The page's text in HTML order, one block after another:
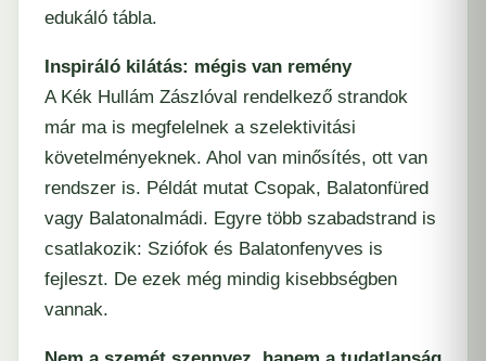
edukáló tábla.
Inspiráló kilátás: mégis van remény
A Kék Hullám Zászlóval rendelkező strandok
már ma is megfelelnek a szelektivitási
követelményeknek. Ahol van minősítés, ott van
rendszer is. Példát mutat Csopak, Balatonfüred
vagy Balatonalmádi. Egyre több szabadstrand is
csatlakozik: Sziófok és Balatonfenyves is
fejleszt. De ezek még mindig kisebbségben
vannak.